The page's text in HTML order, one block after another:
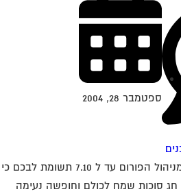
ספטמבר 28, 2004
מנהל הפורום יוצא לחופשה מניהול הפורום עד ל 7.10 תשומת לבכם כי
סוכות שמח לכולם וחופשה נעימה